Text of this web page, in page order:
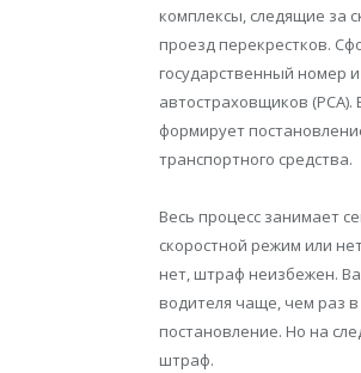
комплексы, следящие за
проезд перекрестков.
государственный номер
автостраховщиков
формирует
транспортного средства.
Весь процесс занимает
скоростной режим или
нет, штраф неизбежен.
водителя чаще, чем раз
постановление. Но на
штраф.